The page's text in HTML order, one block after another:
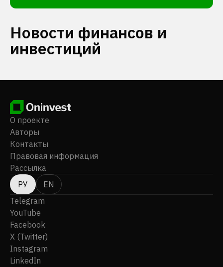
Новости финансов и
инвестиций
О проекте
Авторы
Контакты
Правовая информация
Рассылка
РУ
EN
Telegram
YouTube
Facebook
X (Twitter)
Instagram
LinkedIn